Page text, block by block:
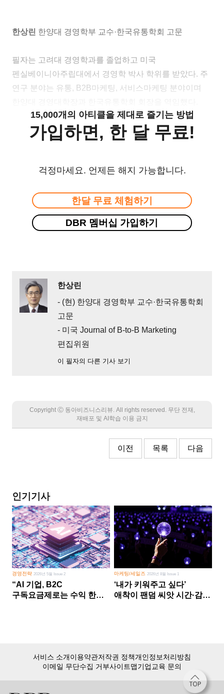
한상린 한양대 경영학부 교수·한국유통학회 고문
필자는 고려대 경영학과를 졸업하고 미국
펜실베이니아주립대에서 경영학 박사 학위를 받았다. 주
연구 분야는 유통, B2B마케팅, 서비스마케팅 분야이며
15,000개의 아티클을 제대로 즐기는 방법
가입하면, 한 달 무료!
걱정마세요. 언제든 해지 가능합니다.
한달 무료 체험하기
DBR 멤버십 가입하기
한상린
- (현) 한양대 경영학부 교수·한국유통학회
고문
- 미국 Journal of B-to-B Marketing
편집위원
이 필자의 다른 기사 보기
Copyright Ⓒ 동아비즈니스리뷰. All rights reserved. 무단 전재,
재배포 및 AI학습 이용 금지
이전 목록 다음
인기기사
경영전략 2026년 5월 Issue 2
“AI 기업, B2C
구독요금제로는 수익 한계
마케팅/세일즈 2026년 8월 Issue 1
‘내가 키워주고 싶다’
애착이 팬덤 씨앗 시간·감정
서비스 소개이용약관저작권 정책개인정보처리방침
이메일 무단수집 거부사이트맵기업교육 문의